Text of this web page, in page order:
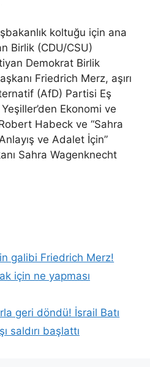
koltuğu için ana
Birlik (CDU/CSU)
Demokrat Birlik
Friedrich Merz, aşırı
(AfD) Partisi Eş
Ekonomi ve
Habeck ve “Sahra
ve Adalet İçin”
Sahra Wagenknecht
galibi Friedrich Merz!
için ne yapması
geri döndü! İsrail Batı
saldırı başlattı